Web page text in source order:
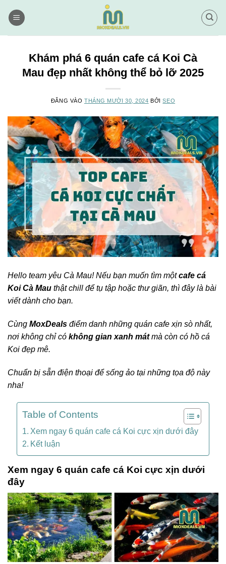
qua
Khám phá 6 quán cafe cá Koi Cà
Mau đẹp nhất không thể bỏ lỡ 2025
ĐĂNG VÀO THÁNG MƯỜI 30, 2024 BỞISEO
Hello team yêu Cà Mau! Nếu bạn muốn tìm mộtcafe cá
Koi Cà Mau thật chill để tụ tập hoặc thư giãn, thì đây là bài
viết dành cho bạn.
Cùng MoxDeals điểm danh những quán cafe xịn sò nhất,
nơi không chỉ có không gian xanh mátmà còn có hồ cá
Koi đẹp mê.
Chuẩn bị sẵn điện thoại để sống ảo tại những tọa độ này
nha!
Table of Contents
Xem ngay 6 quán cafe cá Koi cực xịn dưới đây
Kết luận
Xem ngay 6 quán cafe cá Koi cực xịn dưới
đây